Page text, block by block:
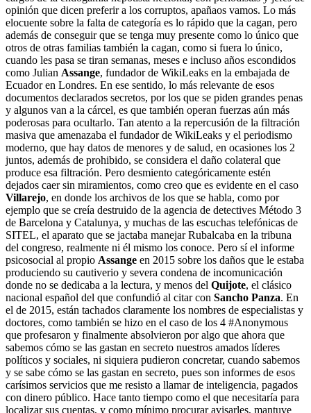
opinión que dicen preferir a los corruptos, apañaos vamos. Lo más
elocuente sobre la falta de categoría es lo rápido que la cagan, pero
además de conseguir que se tenga muy presente como lo único que
otros de otras familias también la cagan, como si fuera lo único,
cuando les pasa se tiran semanas, meses e incluso años escondidos
como Julian Assange, fundador de WikiLeaks en la embajada de
Ecuador en Londres. En ese sentido, lo más relevante de esos
documentos declarados secretos, por los que se piden grandes penas
y algunos van a la cárcel, es que también operan fuerzas aún más
poderosas para ocultarlo. Tan atento a la repercusión de la filtración
masiva que amenazaba el fundador de WikiLeaks y el periodismo
moderno, que hay datos de menores y de salud, en ocasiones los 2
juntos, además de prohibido, se considera el daño colateral que
produce esa filtración. Pero desmiento categóricamente estén
dejados caer sin miramientos, como creo que es evidente en el caso
Villarejo, en donde los archivos de los que se habla, como por
ejemplo que se creía destruido de la agencia de detectives Método 3
de Barcelona y Catalunya, y muchas de las escuchas telefónicas de
SITEL, el aparato que se jactaba manejar Rubalcaba en la tribuna
del congreso, realmente ni él mismo los conoce. Pero sí el informe
psicosocial al propio Assange en 2015 sobre los daños que le estaba
produciendo su cautiverio y severa condena de incomunicación
donde no se dedicaba a la lectura, y menos del Quijote, el clásico
nacional español del que confundió al citar con Sancho Panza. En
el de 2015, están tachados claramente los nombres de especialistas y
doctores, como también se hizo en el caso de los 4 #Anonymous
que profesaron y finalmente absolvieron por algo que ahora que
sabemos cómo se las gastan en secreto nuestros amados líderes
políticos y sociales, ni siquiera pudieron concretar, cuando sabemos
y se sabe cómo se las gastan en secreto, pues son informes de esos
carísimos servicios que me resisto a llamar de inteligencia, pagados
con dinero público. Hace tanto tiempo como el que necesitaría para
localizar sus cuentas, y como mínimo procurar avisarles, mantuve